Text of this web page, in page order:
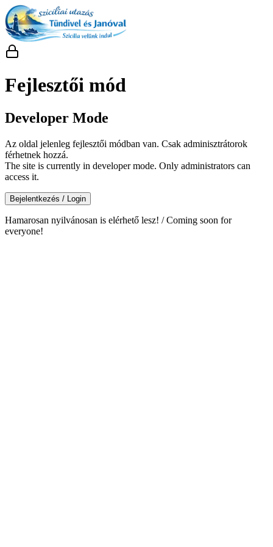
Fejlesztői mód
Developer Mode
Az oldal jelenleg fejlesztői módban van. Csak adminisztrátorok
férhetnek hozzá.
The site is currently in developer mode. Only administrators can
access it.
Bejelentkezés / Login
Hamarosan nyilvánosan is elérhető lesz! / Coming soon for
everyone!